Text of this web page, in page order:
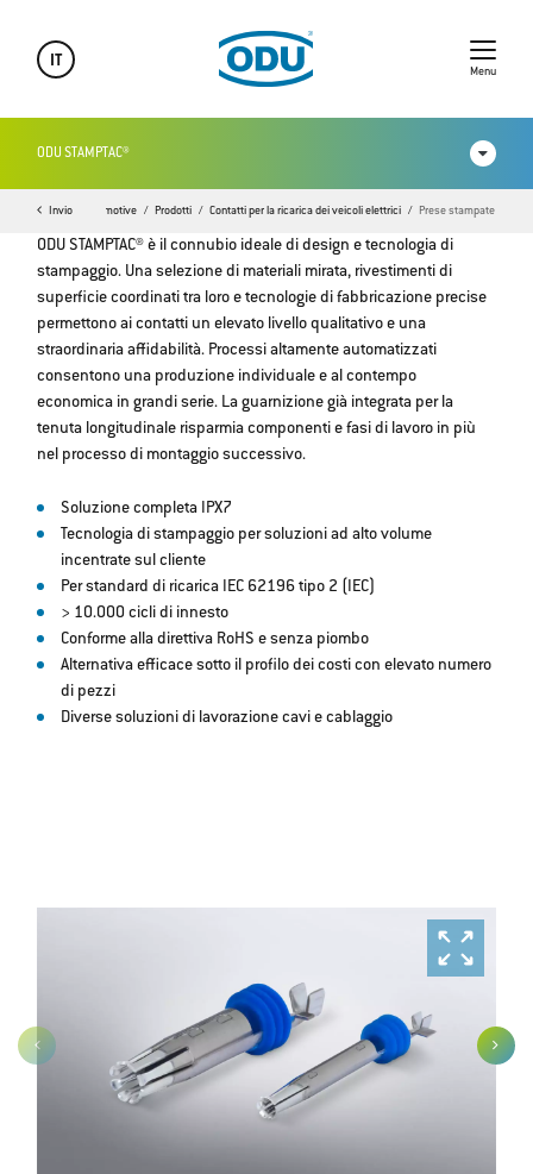
IT
Menu
ODU STAMPTAC®
Video
Invio
ODU Automotive Prodotti Contatti per la ricarica dei veicoli elettrici Prese stampate
ODU STAMPTAC® è il connubio ideale di design e tecnologia di
stampaggio. Una selezione di materiali mirata, rivestimenti di
superficie coordinati tra loro e tecnologie di fabbricazione precise
permettono ai contatti un elevato livello qualitativo e una
straordinaria affidabilità. Processi altamente automatizzati
consentono una produzione individuale e al contempo
economica in grandi serie. La guarnizione già integrata per la
tenuta longitudinale risparmia componenti e fasi di lavoro in più
nel processo di montaggio successivo.
Soluzione completa IPX7
Tecnologia di stampaggio per soluzioni ad alto volume
incentrate sul cliente
Per standard di ricarica IEC 62196 tipo 2 (IEC)
> 10.000 cicli di innesto
Conforme alla direttiva RoHS e senza piombo
Alternativa efficace sotto il profilo dei costi con elevato numero
di pezzi
Diverse soluzioni di lavorazione cavi e cablaggio